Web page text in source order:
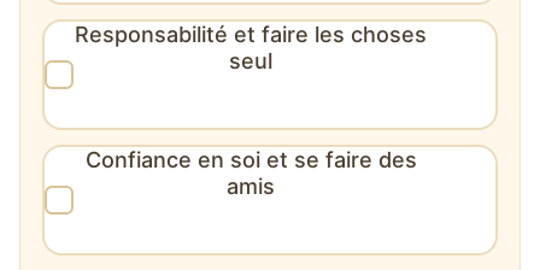
Responsabilité et faire les choses
seul
Confiance en soi et se faire des
amis